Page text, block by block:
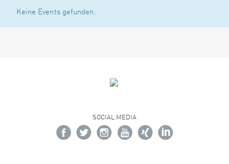
Keine Events gefunden.
SOCIAL MEDIA